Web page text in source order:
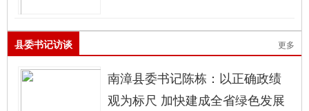
县委书记访谈 更多
南漳县委书记陈栋：以正确政绩
观为标尺 加快建成全省绿色发展